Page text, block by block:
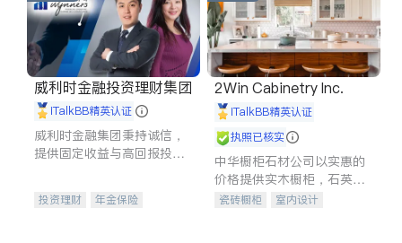
威利时金融投资理财集团
iTalkBB精英认证
威利时金融集团秉持诚信，
提供固定收益与高回报投资
合，助力客户实现目标
投资理财
年金保险
2Win Cabinetry Inc.
iTalkBB精英认证
执照已核实
中华橱柜石材公司以实惠的
价格提供实木橱柜，石英石
台面，多种优质不锈钢水
瓷砖橱柜
室内设计